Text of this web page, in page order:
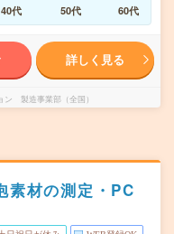
40代 50代 60代
詳しく見る
ン 製造事業部（全国）
素材の測定・PC